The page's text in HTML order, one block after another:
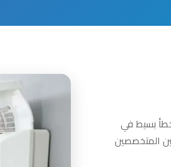
بسيط في
المتخصصين